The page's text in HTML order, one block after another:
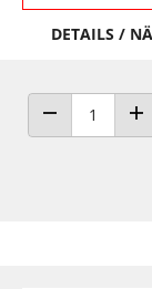
DETAILS /
ANZAHL